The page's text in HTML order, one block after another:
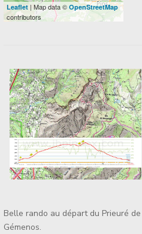
Leaflet | Map data ©OpenStreetMap
contributors
Belle rando au départ du Prieuré
Gémenos.